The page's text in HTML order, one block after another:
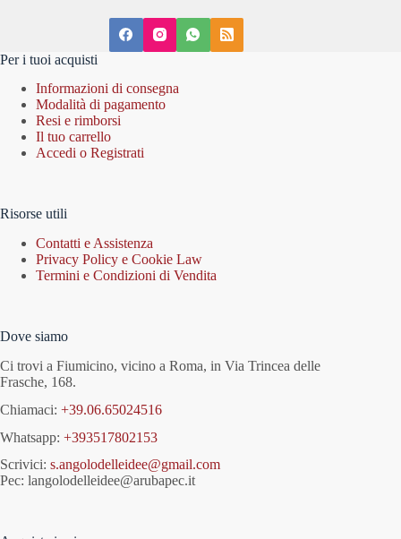
Per i tuoi acquisti
Informazioni di consegna
Modalità di pagamento
Resi e rimborsi
Il tuo carrello
Accedi o Registrati
Risorse utili
Contatti e Assistenza
Privacy Policy e Cookie Law
Termini e Condizioni di Vendita
Dove siamo
Ci trovi a Fiumicino, vicino a Roma, in Via Trincea delle
Frasche, 168.
Chiamaci: +39.06.65024516
Whatsapp: +393517802153
Scrivici: s.angolodelleidee@gmail.com
Pec: langolodelleidee@arubapec.it